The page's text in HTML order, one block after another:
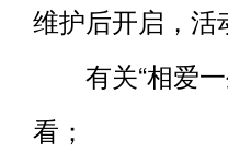
维护后开启，活
有关“相爱一
看；